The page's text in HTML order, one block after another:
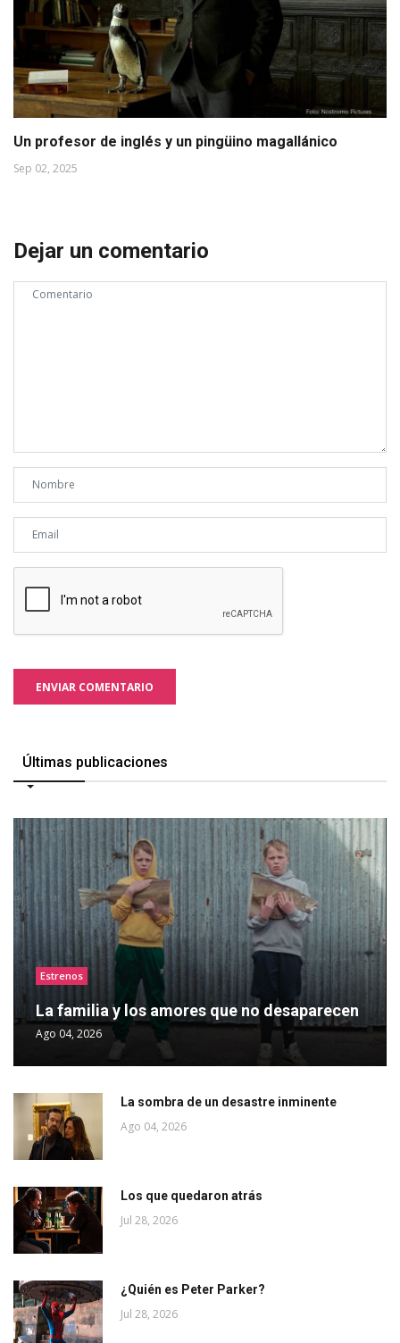
Un profesor de inglés y un pingüino magallánico
Sep 02, 2025
Dejar un comentario
ENVIAR COMENTARIO
Últimas publicaciones
Estrenos
La familia y los amores que no desaparecen
Ago 04, 2026
La sombra de un desastre inminente
Ago 04, 2026
Los que quedaron atrás
Jul 28, 2026
¿Quién es Peter Parker?
Jul 28, 2026